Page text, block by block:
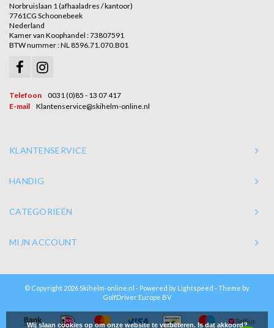
Norbruislaan 1 (afhaaladres / kantoor)
7761CG Schoonebeek
Nederland
Kamer van Koophandel : 73807591
BTW nummer : NL 8596.71.070.B01
Telefoon
0031 (0)85 - 13 07 417
E-mail
Klantenservice@skihelm-online.nl
KLANTENSERVICE
HANDIG
CATEGORIEËN
MIJN ACCOUNT
© Copyright 2026 Skihelm-online.nl - Powered by Lightspeed - Theme by
GolfDriver Europe BV
Wij slaan cookies op om onze website te verbeteren. Is dat akkoord?